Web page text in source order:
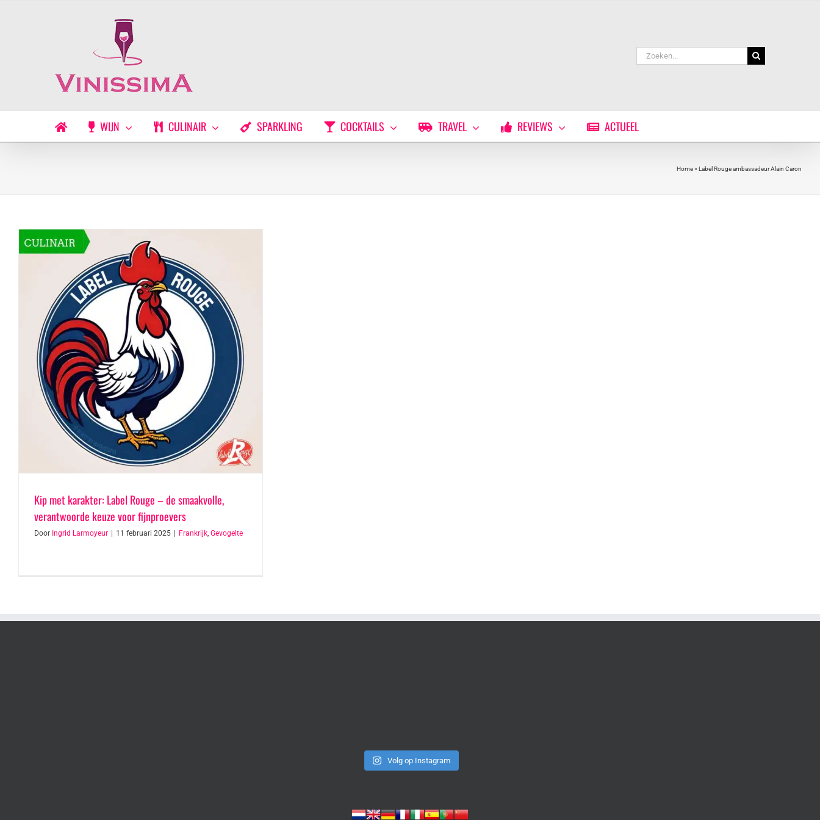
Zoeken
naar:
WIJN CULINAIR SPARKLING COCKTAILS TRAVEL REVIEWS ACTUEEL
Home» Label Rouge ambassadeur Alain Caron
Kip met karakter: Label Rouge – de smaakvolle,
verantwoorde keuze voor fijnproevers
Door Ingrid Larmoyeur 11 februari 2025 Frankrijk, Gevogelte
Volg op Instagram